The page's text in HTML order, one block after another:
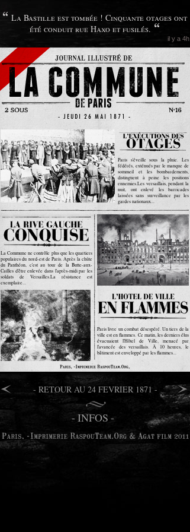
La Bastille est tombée ! Cinquante otages ont
été conduit rue Haxo et fusilés.
il y a 4h
- JEUDI 26 MAI 1871 -
Paris s'éveille sous la pluie. Les
fédérés, exténués par le manque de
sommeil et les bombardements,
distinguent à peine les positions
ennemies.Les versaillais, pendant la
nuit, ont enlevé les barricades
laissées sans surveillance par les
gardes nationaux...
La Commune ne contrôle plus que les quartiers
populaires du nord-est de Paris. Après la chûte
du Panthéon, c'est au tour de la Butte-aux-
Cailles d'être enlevée dans l'après-midi par les
soldats de Versailles.La résistance est
exemplaire...
Paris livre un combat désespéré. Un tiers de la
ville est en flammes. Ce matin, les derniers élus
évacuaient l'Hôtel de Ville, menacé par
l'avancée des versaillais. À 10 heures, le
bâtiment est enveloppé par les flammes...
- RETOUR AU 24 FEVRIER 1871 -
- INFOS -